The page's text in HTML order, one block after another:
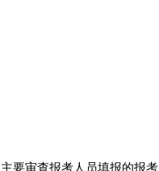
要审查报考人员填报的报考